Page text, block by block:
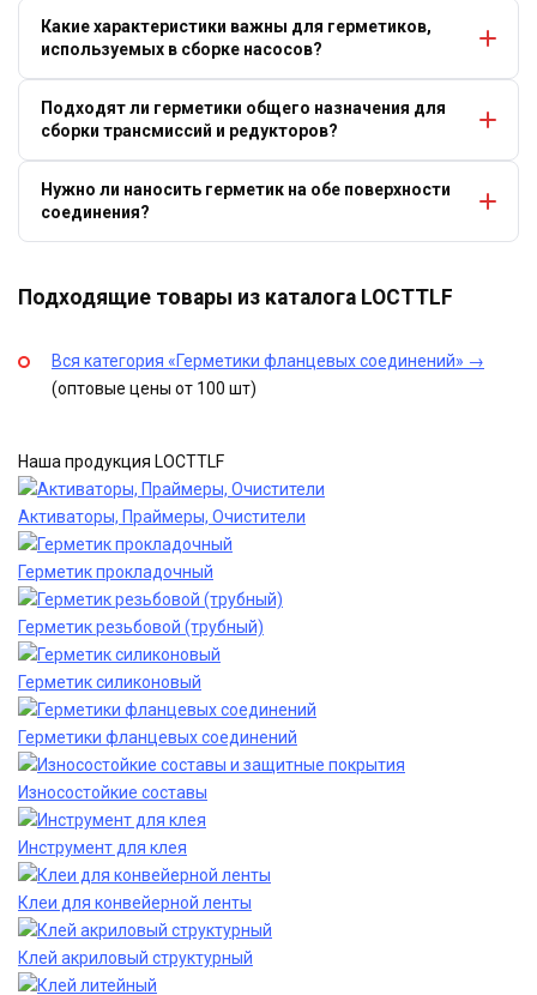
Какие характеристики важны для герметиков,
используемых в сборке насосов?
Подходят ли герметики общего назначения для
сборки трансмиссий и редукторов?
Нужно ли наносить герметик на обе поверхности
соединения?
Подходящие товары из каталога LOCTTLF
Вся категория «Герметики фланцевых соединений» →
(оптовые цены от 100 шт)
Наша продукция LOCTTLF
Активаторы, Праймеры, Очистители
Герметик прокладочный
Герметик резьбовой (трубный)
Герметик силиконовый
Герметики фланцевых соединений
Износостойкие составы
Инструмент для клея
Клеи для конвейерной ленты
Клей акриловый структурный